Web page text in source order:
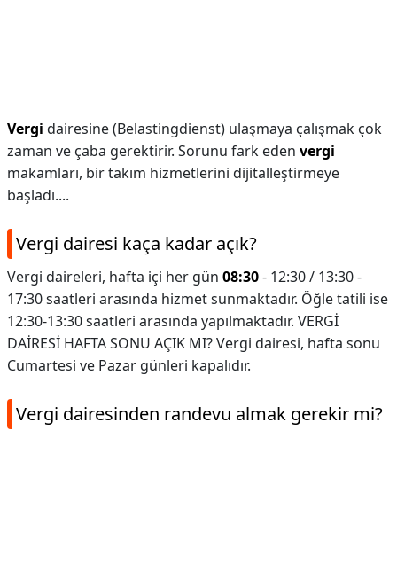
Vergi dairesine (Belastingdienst) ulaşmaya çalışmak çok
zaman ve çaba gerektirir. Sorunu fark eden vergi
makamları, bir takım hizmetlerini dijitalleştirmeye
başladı....
Vergi dairesi kaça kadar açık?
Vergi daireleri, hafta içi her gün 08:30- 12:30 / 13:30 -
17:30 saatleri arasında hizmet sunmaktadır. Öğle tatili ise
12:30-13:30 saatleri arasında yapılmaktadır. VERGİ
DAİRESİ HAFTA SONU AÇIK MI? Vergi dairesi, hafta sonu
Cumartesi ve Pazar günleri kapalıdır.
Vergi dairesinden randevu almak gerekir mi?